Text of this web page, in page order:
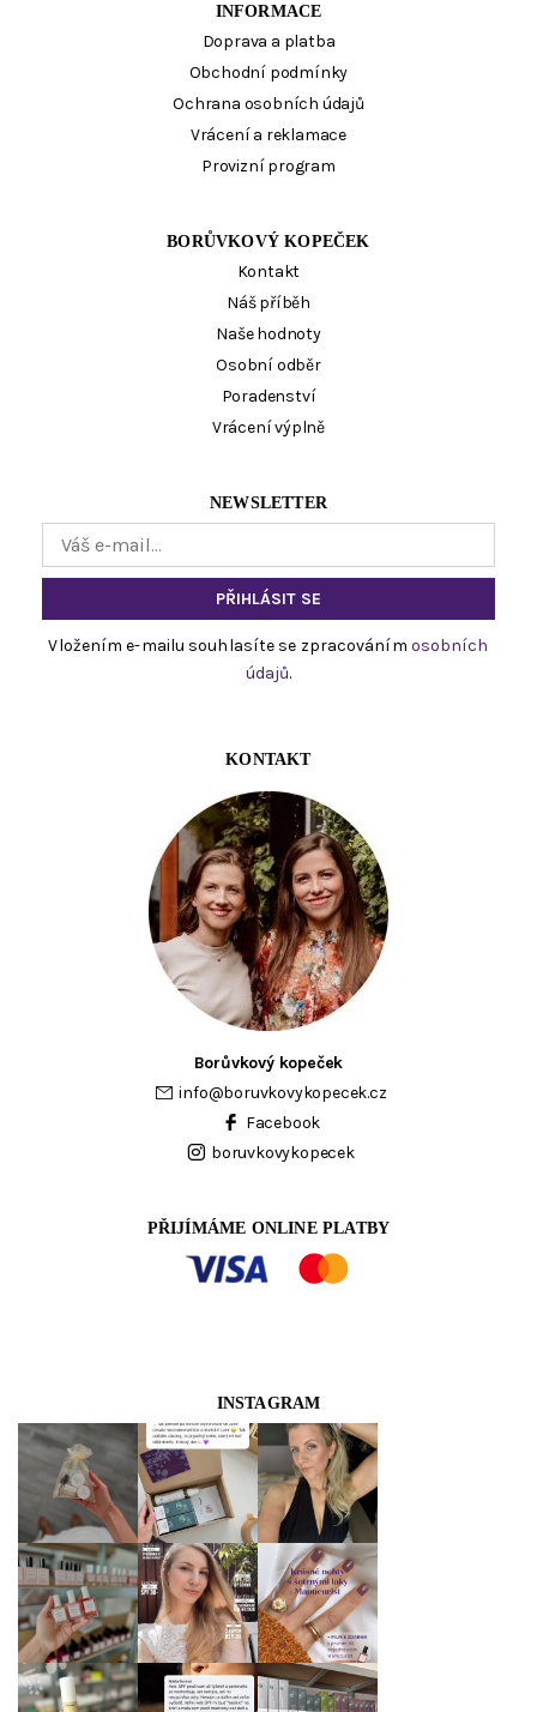
INFORMACE
Doprava a platba
Obchodní podmínky
Ochrana osobních údajů
Vrácení a reklamace
Provizní program
BORŮVKOVÝ KOPEČEK
Kontakt
Náš příběh
Naše hodnoty
Osobní odběr
Poradenství
Vrácení výplně
NEWSLETTER
Vložením e-mailu souhlasíte se zpracováním osobních
údajů.
KONTAKT
Borůvkový kopeček
info@boruvkovykopecek.cz
Facebook
boruvkovykopecek
PŘIJÍMÁME ONLINE PLATBY
INSTAGRAM